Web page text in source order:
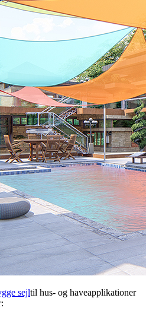
sejltil hus- og haveapplikationer